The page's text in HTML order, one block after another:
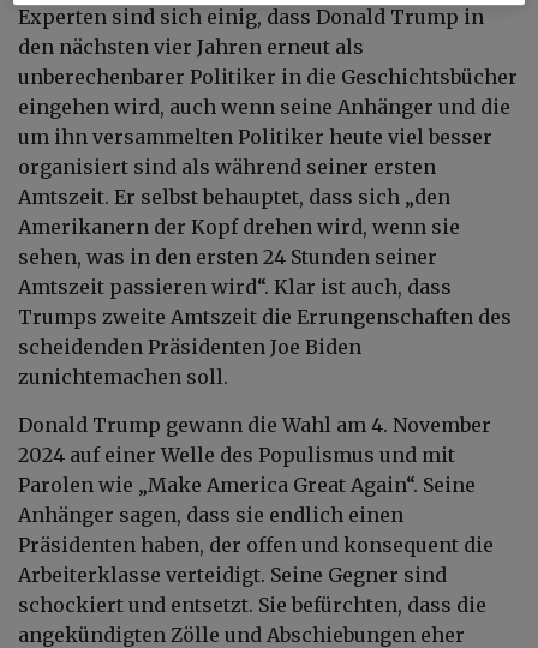
Experten sind sich einig, dass Donald Trump in
den nächsten vier Jahren erneut als
unberechenbarer Politiker in die Geschichtsbücher
eingehen wird, auch wenn seine Anhänger und die
um ihn versammelten Politiker heute viel besser
organisiert sind als während seiner ersten
Amtszeit. Er selbst behauptet, dass sich „den
Amerikanern der Kopf drehen wird, wenn sie
sehen, was in den ersten 24 Stunden seiner
Amtszeit passieren wird“. Klar ist auch, dass
Trumps zweite Amtszeit die Errungenschaften des
scheidenden Präsidenten Joe Biden
zunichtemachen soll.
Donald Trump gewann die Wahl am 4. November
2024 auf einer Welle des Populismus und mit
Parolen wie „Make America Great Again“. Seine
Anhänger sagen, dass sie endlich einen
Präsidenten haben, der offen und konsequent die
Arbeiterklasse verteidigt. Seine Gegner sind
schockiert und entsetzt. Sie befürchten, dass die
angekündigten Zölle und Abschiebungen eher